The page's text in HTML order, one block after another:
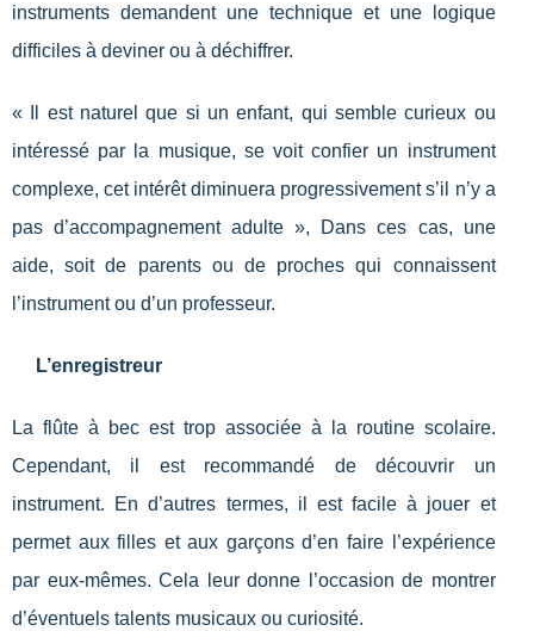
instruments demandent une technique et une logique
difficiles à deviner ou à déchiffrer.
« Il est naturel que si un enfant, qui semble curieux ou
intéressé par la musique, se voit confier un instrument
complexe, cet intérêt diminuera progressivement s’il n’y a
pas d’accompagnement adulte », Dans ces cas, une
aide, soit de parents ou de proches qui connaissent
l’instrument ou d’un professeur.
L’enregistreur
La flûte à bec est trop associée à la routine scolaire.
Cependant, il est recommandé de découvrir un
instrument. En d’autres termes, il est facile à jouer et
permet aux filles et aux garçons d’en faire l’expérience
par eux-mêmes. Cela leur donne l’occasion de montrer
d’éventuels talents musicaux ou curiosité.